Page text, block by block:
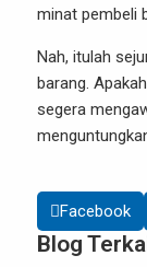
minat pembeli
Nah, itulah
barang.
segera
Facebook
Blog